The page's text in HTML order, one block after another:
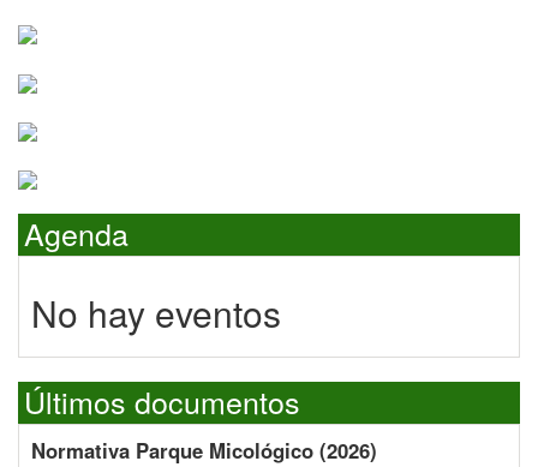
Agenda
No hay eventos
Últimos documentos
Normativa Parque Micológico (2026)